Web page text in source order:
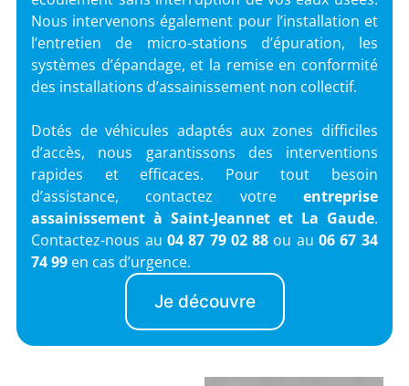
Nous intervenons également pour l’installation et
l’entretien de micro-stations d’épuration, les
systèmes d’épandage, et la remise en conformité
des installations d’assainissement non collectif.
Dotés de véhicules adaptés aux zones difficiles
d’accès, nous garantissons des interventions
rapides et efficaces. Pour tout besoin
d’assistance, contactez votre entreprise
assainissement à Saint-Jeannet et La Gaude.
Contactez-nous au 04 87 79 02 88 ou au 06 67 34
74 99 en cas d’urgence.
Je découvre